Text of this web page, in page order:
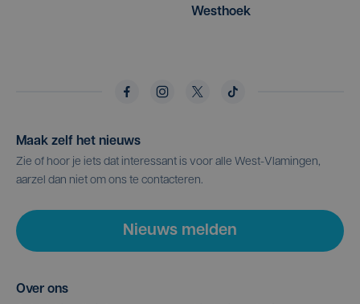
Westhoek
Maak zelf het nieuws
Zie of hoor je iets dat interessant is voor alle West-Vlamingen,
aarzel dan niet om ons te contacteren.
Nieuws melden
Over ons